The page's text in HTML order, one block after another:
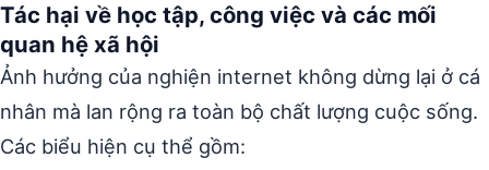
Tác hại về học tập, công việc và các mối
quan hệ xã hội
Ảnh hưởng của nghiện internet không dừng lại ở cá
nhân mà lan rộng ra toàn bộ chất lượng cuộc sống.
Các biểu hiện cụ thể gồm: